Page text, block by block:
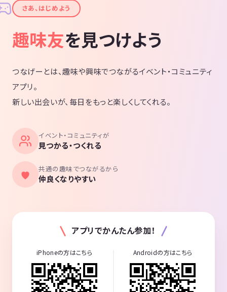
✦さあ、はじめよう
趣味友を見つけよう
つなげーとは、趣味や興味でつながるイベント・コミュニティ
アプリ。
新しい出会いが、毎日をもっと楽しくしてくれる。
イベント・コミュニティが
見つかる・つくれる
共通の趣味でつながるから
仲良くなりやすい
アプリでかんたん参加！
iPhoneの方はこちら Androidの方はこちら